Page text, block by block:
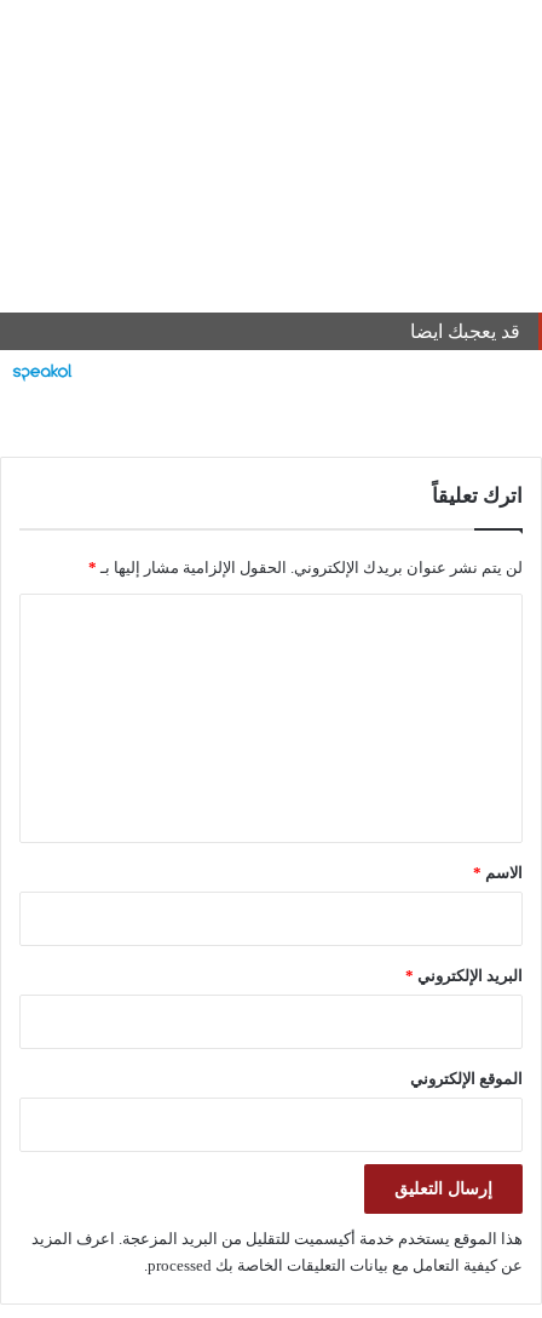
قد يعجبك ايضا
اترك تعليقاً
لن يتم نشر عنوان بريدك الإلكتروني. الحقول الإلزامية مشار إليها بـ *
*الاسم *
البريد الإلكتروني *
الموقع الإلكتروني
هذا الموقع يستخدم خدمة أكيسميت للتقليل من البريد المزعجة. اعرف المزيد
عن كيفية التعامل مع بيانات التعليقات الخاصة بك processed
.